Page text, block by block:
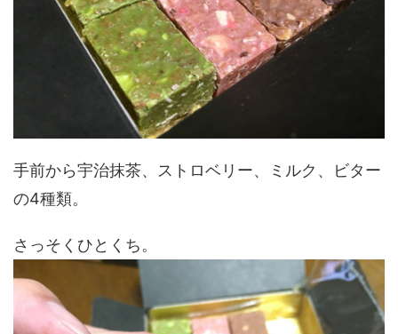
手前から宇治抹茶、ストロベリー、ミルク、ビター
の4種類。
さっそくひとくち。